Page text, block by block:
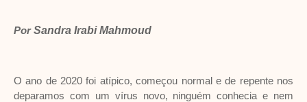
PorSandra Irabi Mahmoud
O ano de 2020 foi atípico, começou normal e de repente nos
deparamos com um vírus novo, ninguém conhecia e nem